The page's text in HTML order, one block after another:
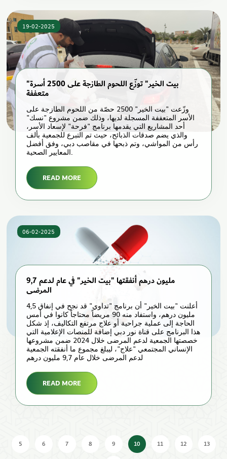
19-02-2025
"بيت الخير" توزّع اللحوم الطازجة على 2500 أسرة
متعففة
وزّعت "بيت الخير" 2500 حصّة من اللحوم الطازجة على
الأسر المتعففة المسجلة لديها، وذلك ضمن مشروع "نسك"
أحد المشاريع التي يقدمها برنامج "فرحة" لإسعاد الأسر،
والذي يضم صدقات الذبائح، حيث تم التبرع للجمعية بألف
رأس من المواشي، وتم ذبحها في مقاصب دبي، وفق أفضل
READ MORE
06-02-2025
9,7 مليون درهم أنفقتها "بيت الخير" في عام لدعم
المرضى
أعلنت "بيت الخير" أن برنامج "تداوي" قد نجح في إنفاق 4,5
مليون درهم، واستفاد منه 90 مريضاً محتاجاً كانوا في أمس
الحاجة إلى عملية جراحية أو علاج مرتفع التكاليف، إذ شكل
هذا البرنامج على قناة نور دبي إضافة للمنصات الإعلامية التي
خصصتها الجمعية لدعم المرضى خلال 2024 ضمن مشروعها
الإنساني المجتمعي "علاج"، ليبلغ مجموع ما أنفقته الجمعية
لدعم المرضى خلال عام 9,7 مليون درهم
READ MORE
5 6 7 8 9 10 11 12 13